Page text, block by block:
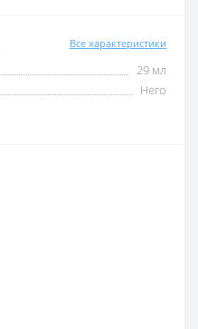
Все характеристики
29 мл
Него